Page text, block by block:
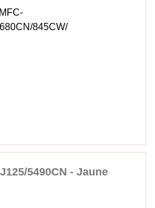
845CW/
5490CN - Jaune